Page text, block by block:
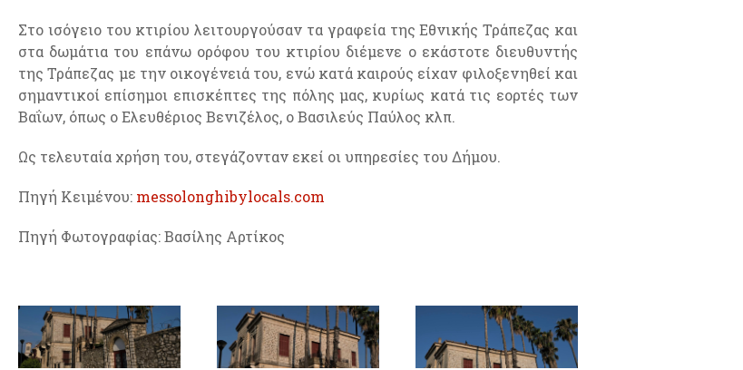
Στο ισόγειο του κτιρίου λειτουργούσαν τα γραφεία της Εθνικής Τράπεζας και
στα δωμάτια του επάνω ορόφου του κτιρίου διέμενε ο εκάστοτε διευθυντής
της Τράπεζας με την οικογένειά του, ενώ κατά καιρούς είχαν φιλοξενηθεί και
σημαντικοί επίσημοι επισκέπτες της πόλης μας, κυρίως κατά τις εορτές των
Βαΐων, όπως ο Ελευθέριος Βενιζέλος, ο Βασιλεύς Παύλος κλπ.
Ως τελευταία χρήση του, στεγάζονταν εκεί οι υπηρεσίες του Δήμου.
Πηγή Kειμένου: messolonghibylocals.com
Πηγή Φωτογραφίας: Βασίλης Αρτίκος